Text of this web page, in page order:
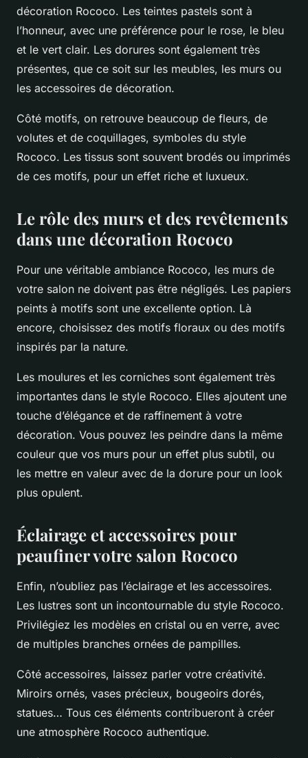
décoration Rococo. Les teintes pastels sont à
l’honneur, avec une préférence pour le rose, le bleu
et le vert clair. Les dorures sont également très
présentes, que ce soit sur les meubles, les murs ou
les accessoires de décoration.
Côté motifs, on retrouve beaucoup de fleurs, de
volutes et de coquillages, symboles du style
Rococo. Les tissus sont souvent brodés ou imprimés
de ces motifs, pour un effet riche et luxueux.
Le rôle des murs et des revêtements
dans une décoration Rococo
Pour une véritable ambiance Rococo, les murs de
votre salon ne doivent pas être négligés. Les papiers
peints à motifs sont une excellente option. Là
encore, choisissez des motifs floraux ou des motifs
inspirés par la nature.
Les moulures et les corniches sont également très
importantes dans le style Rococo. Elles ajoutent une
touche d’élégance et de raffinement à votre
décoration. Vous pouvez les peindre dans la même
couleur que vos murs pour un effet plus subtil, ou
les mettre en valeur avec de la dorure pour un look
plus opulent.
Éclairage et accessoires pour
peaufiner votre salon Rococo
Enfin, n’oubliez pas l’éclairage et les accessoires.
Les lustres sont un incontournable du style Rococo.
Privilégiez les modèles en cristal ou en verre, avec
de multiples branches ornées de pampilles.
Côté accessoires, laissez parler votre créativité.
Miroirs ornés, vases précieux, bougeoirs dorés,
statues… Tous ces éléments contribueront à créer
une atmosphère Rococo authentique.